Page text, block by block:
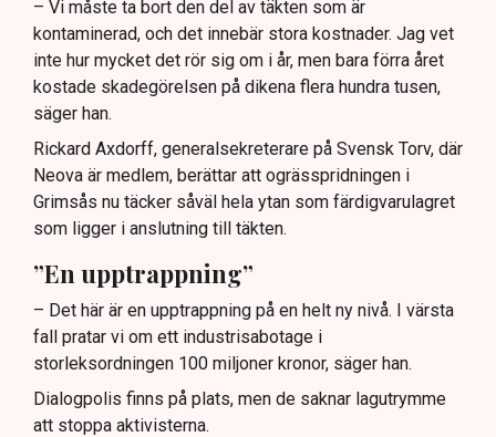
– Vi måste ta bort den del av täkten som är
kontaminerad, och det innebär stora kostnader. Jag vet
inte hur mycket det rör sig om i år, men bara förra året
kostade skadegörelsen på dikena flera hundra tusen,
säger han.
Rickard Axdorff, generalsekreterare på Svensk Torv, där
Neova är medlem, berättar att ogrässpridningen i
Grimsås nu täcker såväl hela ytan som färdigvarulagret
som ligger i anslutning till täkten.
”En upptrappning”
– Det här är en upptrappning på en helt ny nivå. I värsta
fall pratar vi om ett industrisabotage i
storleksordningen 100 miljoner kronor, säger han.
Dialogpolis finns på plats, men de saknar lagutrymme
att stoppa aktivisterna.